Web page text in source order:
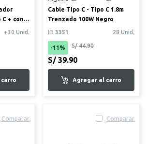
+ con
+30 Unid.
Cable Tipo C - Tipo C 1.8m
Trenzado 100W Negro
ID 3351 28 Unid.
-11% S/ 44.90
S/ 39.90
Comparar Comparar